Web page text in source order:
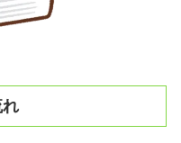
れ